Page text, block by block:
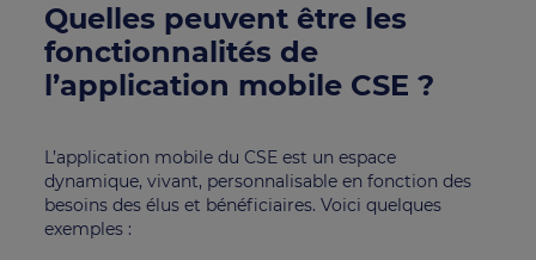
Quelles peuvent être les
fonctionnalités de
l’application mobile CSE ?
L’application mobile du CSE est un espace
dynamique, vivant, personnalisable en fonction des
besoins des élus et bénéficiaires. Voici quelques
exemples :